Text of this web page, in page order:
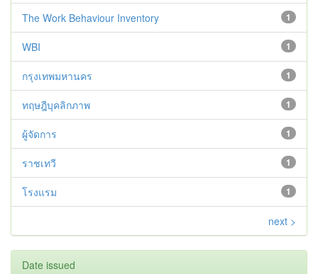
1
The Work Behaviour Inventory
1
WBI
1
กรุงเทพมหานคร
1
ทฤษฎีบุคลิกภาพ
1
ผู้จัดการ
1
ราชเทวี
1
โรงแรม
next >
Date issued